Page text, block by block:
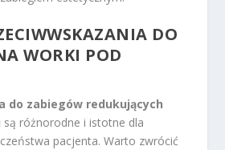
DO
WORKI POD
do zabiegów redukujących
są różnorodne i istotne dla
pacjenta. Warto zwrócić